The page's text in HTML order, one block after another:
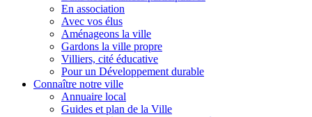
En association
Avec vos élus
Aménageons la ville
Gardons la ville propre
Villiers, cité éducative
Pour un Développement durable
Connaître notre ville
Annuaire local
Guides et plan de la Ville